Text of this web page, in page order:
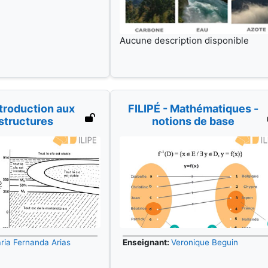
aux
Fernanda Arias
FILIPÉ - Mathématiques -
notions de base
Enseignant: Veronique Beguin